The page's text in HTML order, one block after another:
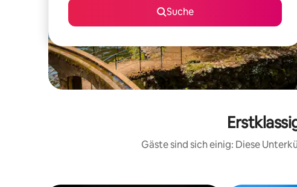
Suche
Gäste sind sich einig: Diese